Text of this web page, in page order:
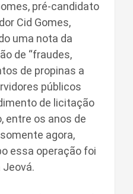
pré-candidato
Cid Gomes,
uma nota da
de “fraudes,
de propinas a
públicos
de licitação
entre os anos de
agora,
essa operação foi
Jeová.